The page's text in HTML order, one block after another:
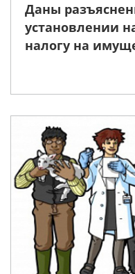
Даны
установлении
налогу на